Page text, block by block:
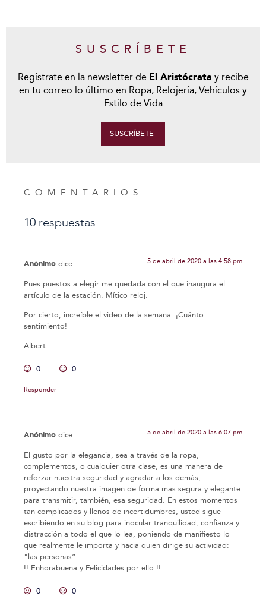
SUSCRÍBETE
Regístrate en la newsletter de El Aristócrata y recibe
en tu correo lo último en Ropa, Relojería, Vehículos y
Estilo de Vida
SUSCRÍBETE
COMENTARIOS
10 respuestas
Anónimo dice: 5 de abril de 2020 a las 4:58 pm
Pues puestos a elegir me quedada con el que inaugura el
artículo de la estación. Mítico reloj.
Por cierto, increíble el video de la semana. ¡Cuánto
sentimiento!
Albert
0 0
Responder
Anónimo dice: 5 de abril de 2020 a las 6:07 pm
El gusto por la elegancia, sea a través de la ropa,
complementos, o cualquier otra clase, es una manera de
reforzar nuestra seguridad y agradar a los demás,
proyectando nuestra imagen de forma mas segura y elegante
para transmitir, también, esa seguridad. En estos momentos
tan complicados y llenos de incertidumbres, usted sigue
escribiendo en su blog para inocular tranquilidad, confianza y
distracción a todo el que lo lea, poniendo de manifiesto lo
que realmente le importa y hacia quien dirige su actividad:
"las personas”.
!! Enhorabuena y Felicidades por ello !!
0 0